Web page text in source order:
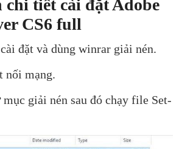
tiết cài đặt Adobe
CS6 full
đặt và dùng winrar giải nén.
nối mạng.
giải nén sau đó chạy file Set-